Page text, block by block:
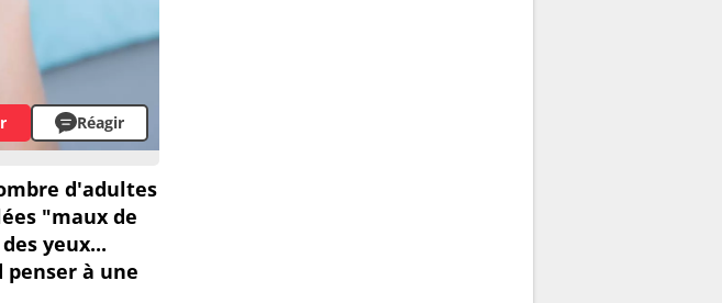
Réagir
d'adultes
"maux de
yeux...
penser à une